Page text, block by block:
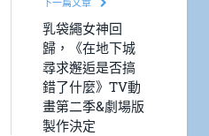
乳袋繩女神回
歸，《在地下城
尋求邂逅是否搞
錯了什麼》TV動
畫第二季&劇場版
製作決定